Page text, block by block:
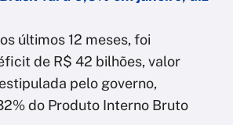
últimos 12 meses, foi
de R$ 42 bilhões, valor
pelo governo,
do Produto Interno Bruto